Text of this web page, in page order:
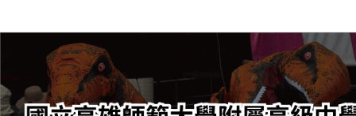
轉
要
內